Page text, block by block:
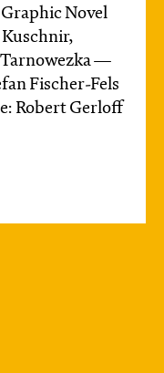
Novel
—
Fischer-Fels
Robert Gerloff